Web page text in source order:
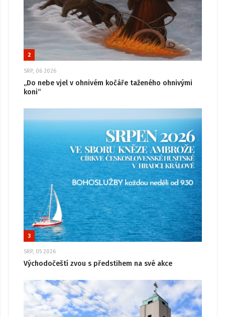
2
SRP, 06 2026
„Do nebe vjel v ohnivém kočáře taženého ohnivými
koni“
3
SRP, 05 2026
Východočeští zvou s předstihem na své akce